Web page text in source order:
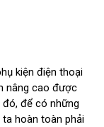
kiện điện thoại
nâng cao được
để có những
hoàn toàn phải